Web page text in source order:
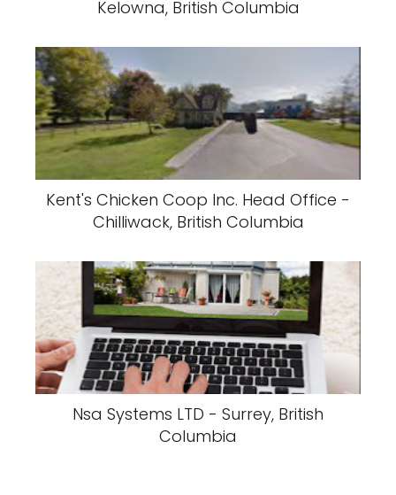
Kelowna, British Columbia
Kent's Chicken Coop Inc. Head Office -
Chilliwack, British Columbia
Nsa Systems LTD - Surrey, British
Columbia